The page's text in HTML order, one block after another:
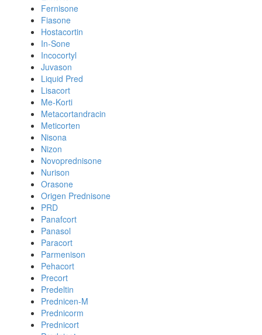
Fernisone
Fiasone
Hostacortin
In-Sone
Incocortyl
Juvason
Liquid Pred
Lisacort
Me-Korti
Metacortandracin
Meticorten
Nisona
Nizon
Novoprednisone
Nurison
Orasone
Origen Prednisone
PRD
Panafcort
Panasol
Paracort
Parmenison
Pehacort
Precort
Predeltin
Prednicen-M
Prednicorm
Prednicort